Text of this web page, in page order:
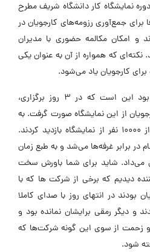
نمایشگاه کار دانشگاه شریف مطرح
جمع‌آوری رزومه‌های کارجویان در
و امکان مکالمه حضوری با مدیران
نکته‌ای که همواره از آن به عنوان یکی
کارجویان یاد می‌شود.
نکته‌ای که نباید از آن غافل بود این است که در 3 روز برگزاری،
از این نمایشگاه صورت گرفت. به
طوری که در این مدت بیش از 10000 نفر از نمایشگاه بازدید کردند.
برابر غرفه‌ها می‌شد و به طبع زمان
می‌داد. شاید برای شما باورش سخت
دیدیم که برخی از شرکت ها که با
بودند در انتهای روز با صدای کاملا
و دیگر رمقی برایشان نمانده بود و
زحمت از سوی این گونه شرکت‌ها که
شود.